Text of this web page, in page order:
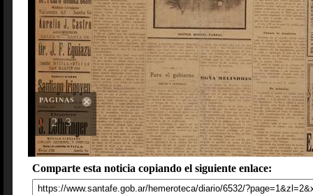
PAGINAS
1 2 3
Comparte esta noticia copiando el siguiente enlace: